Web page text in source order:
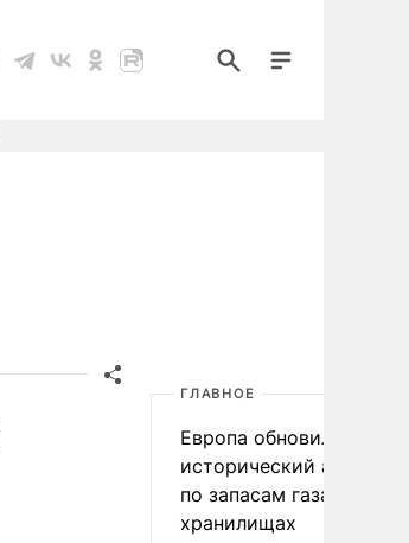
ГЛАВНОЕ
Европа обновила
исторический
по запасам газа в
хранилищах